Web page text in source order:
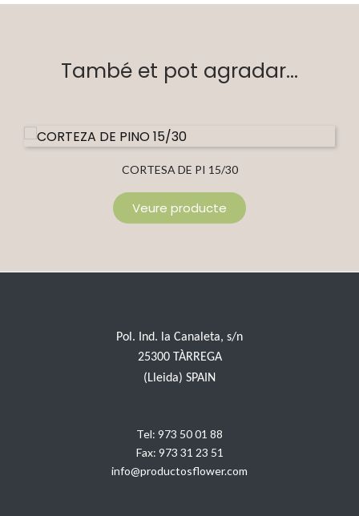
També et pot agradar...
CORTESA DE PI 15/30
Veure producte
Pol. Ind. la Canaleta, s/n
25300 TÀRREGA
(Lleida) SPAIN
Tel: 973 50 01 88
Fax: 973 31 23 51
info@productosflower.com